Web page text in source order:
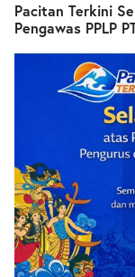
Pacitan Terkini
Pengawas PPLP